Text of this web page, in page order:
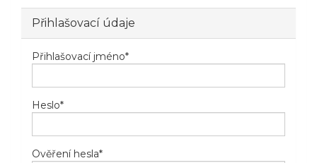
Přihlašovací údaje
Přihlašovací jméno*
Heslo*
Ověření hesla*